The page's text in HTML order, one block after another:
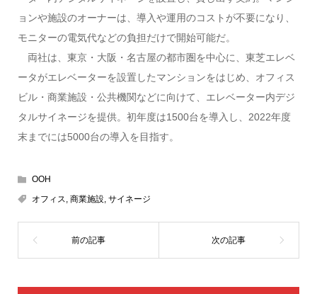
ョンや施設のオーナーは、導入や運用のコストが不要になり、
モニターの電気代などの負担だけで開始可能だ。
両社は、東京・大阪・名古屋の都市圏を中心に、東芝エレベ
ータがエレベーターを設置したマンションをはじめ、オフィス
ビル・商業施設・公共機関などに向けて、エレベーター内デジ
タルサイネージを提供。初年度は1500台を導入し、2022年度
末までには5000台の導入を目指す。
OOH
オフィス, 商業施設, サイネージ